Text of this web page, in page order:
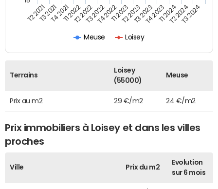
Meuse Loisey
T2 2021T3 2021T4 2021T1 2022T2 2022T3 2022T4 2022T1 2023T2 2023T3 2023T4 2023T1 2024T2 2024T3 2024
Terrains
Loisey
(55000)
Meuse
Prix au m2 29 €/m2 24 €/m2
Prix immobiliers à Loisey et dans les villes
proches
Ville Prix du m2
Evolution
sur 6 mois